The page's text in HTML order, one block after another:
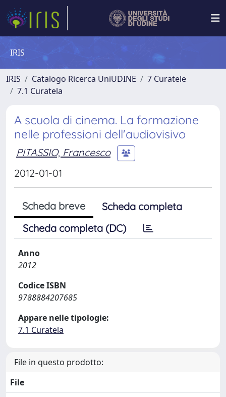
IRIS
IRIS Catalogo Ricerca UniUDINE
7 Curatele
7.1 Curatela
A scuola di cinema. La formazione
nelle professioni dell'audiovisivo
PITASSIO, Francesco
2012-01-01
Scheda breve
Scheda completa
Scheda completa (DC)
Anno
2012
Codice ISBN
9788884207685
Appare nelle tipologie:
7.1 Curatela
File in questo prodotto:
File